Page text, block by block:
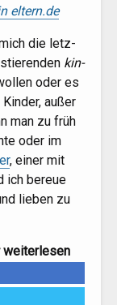
eltern.de
mich die letz­
kin­
oder es
außer
man zu früh
oder im
, einer mit
ich bereue
lie­ben zu
weiterlesen